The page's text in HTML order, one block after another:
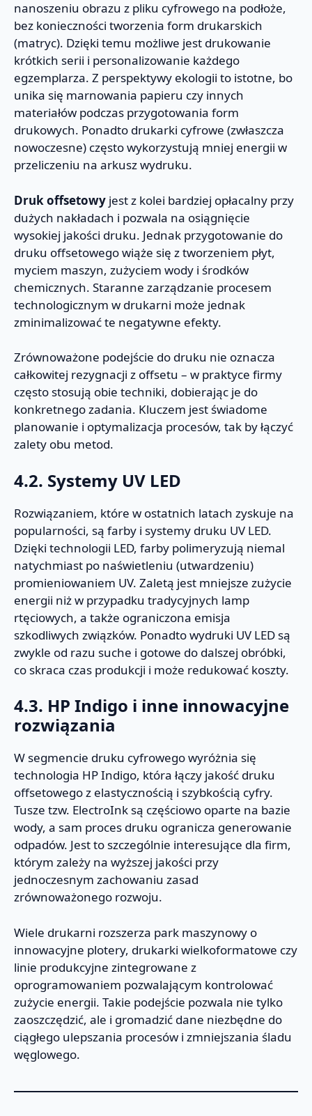
nanoszeniu obrazu z pliku cyfrowego na podłoże,
bez konieczności tworzenia form drukarskich
(matryc). Dzięki temu możliwe jest drukowanie
krótkich serii i personalizowanie każdego
egzemplarza. Z perspektywy ekologii to istotne, bo
unika się marnowania papieru czy innych
materiałów podczas przygotowania form
drukowych. Ponadto drukarki cyfrowe (zwłaszcza
nowoczesne) często wykorzystują mniej energii w
przeliczeniu na arkusz wydruku.
Druk offsetowy jest z kolei bardziej opłacalny przy
dużych nakładach i pozwala na osiągnięcie
wysokiej jakości druku. Jednak przygotowanie do
druku offsetowego wiąże się z tworzeniem płyt,
myciem maszyn, zużyciem wody i środków
chemicznych. Staranne zarządzanie procesem
technologicznym w drukarni może jednak
zminimalizować te negatywne efekty.
Zrównoważone podejście do druku nie oznacza
całkowitej rezygnacji z offsetu – w praktyce firmy
często stosują obie techniki, dobierając je do
konkretnego zadania. Kluczem jest świadome
planowanie i optymalizacja procesów, tak by łączyć
zalety obu metod.
4.2. Systemy UV LED
Rozwiązaniem, które w ostatnich latach zyskuje na
popularności, są farby i systemy druku UV LED.
Dzięki technologii LED, farby polimeryzują niemal
natychmiast po naświetleniu (utwardzeniu)
promieniowaniem UV. Zaletą jest mniejsze zużycie
energii niż w przypadku tradycyjnych lamp
rtęciowych, a także ograniczona emisja
szkodliwych związków. Ponadto wydruki UV LED są
zwykle od razu suche i gotowe do dalszej obróbki,
co skraca czas produkcji i może redukować koszty.
4.3. HP Indigo i inne innowacyjne
rozwiązania
W segmencie druku cyfrowego wyróżnia się
technologia HP Indigo, która łączy jakość druku
offsetowego z elastycznością i szybkością cyfry.
Tusze tzw. ElectroInk są częściowo oparte na bazie
wody, a sam proces druku ogranicza generowanie
odpadów. Jest to szczególnie interesujące dla firm,
którym zależy na wyższej jakości przy
jednoczesnym zachowaniu zasad
zrównoważonego rozwoju.
Wiele drukarni rozszerza park maszynowy o
innowacyjne plotery, drukarki wielkoformatowe czy
linie produkcyjne zintegrowane z
oprogramowaniem pozwalającym kontrolować
zużycie energii. Takie podejście pozwala nie tylko
zaoszczędzić, ale i gromadzić dane niezbędne do
ciągłego ulepszania procesów i zmniejszania śladu
węglowego.